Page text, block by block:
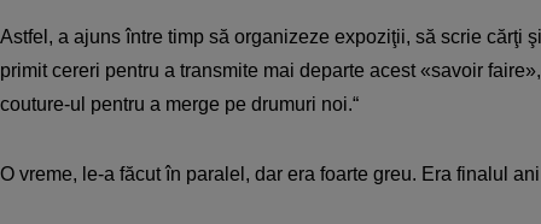
Astfel, a ajuns între timp să organizeze expoziţii, să scrie cărţi
primit cereri pentru a transmite mai departe acest «savoir
couture-ul pentru a merge pe drumuri noi.“
O vreme, le-a făcut în paralel, dar era foarte greu. Era finalul